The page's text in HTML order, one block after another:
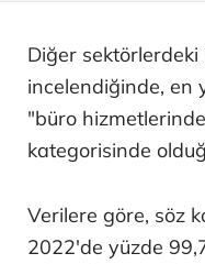
Diğer sektörlerdeki
incelendiğinde, en
"büro
kategorisinde
Verilere göre, söz
2022'de yüzde